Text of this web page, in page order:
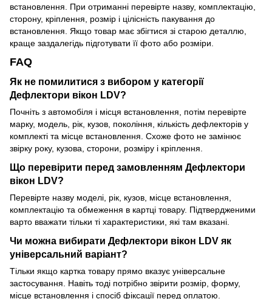
встановлення. При отриманні перевірте назву, комплектацію,
сторону, кріплення, розмір і цілісність пакування до
встановлення. Якщо товар має збігтися зі старою деталлю,
краще заздалегідь підготувати її фото або розміри.
FAQ
Як не помилитися з вибором у категорії
Дефлектори вікон LDV?
Почніть з автомобіля і місця встановлення, потім перевірте
марку, модель, рік, кузов, покоління, кількість дефлекторів у
комплекті та місце встановлення. Схоже фото не замінює
звірку року, кузова, сторони, розміру і кріплення.
Що перевірити перед замовленням Дефлектори
вікон LDV?
Перевірте назву моделі, рік, кузов, місце встановлення,
комплектацію та обмеження в картці товару. Підтвердженими
варто вважати тільки ті характеристики, які там вказані.
Чи можна вибирати Дефлектори вікон LDV як
універсальний варіант?
Тільки якщо картка товару прямо вказує універсальне
застосування. Навіть тоді потрібно звірити розмір, форму,
місце встановлення і спосіб фіксації перед оплатою.